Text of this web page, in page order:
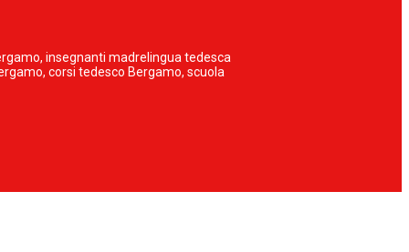
insegnanti madrelingua tedesca
corsi tedesco Bergamo, scuola